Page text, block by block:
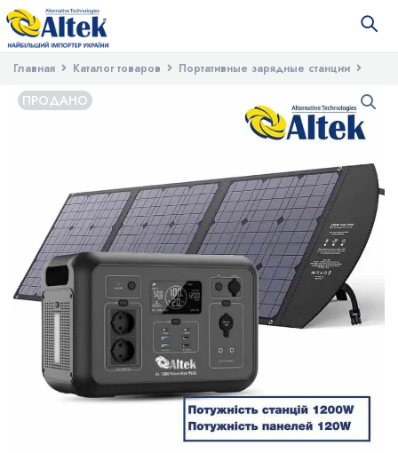
Главная Каталог товаров
Портативные зарядные станции
Комплект зарядна станція AL 1200 PowerBox Plus + розкладна
панель 120W ALT-120, чорна
ПРОДАНО